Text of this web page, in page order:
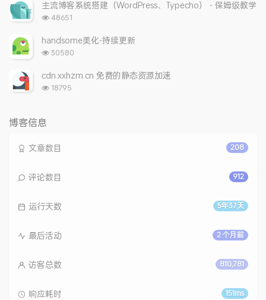
次
数:
主流博客系统搭建（WordPress、Typecho） - 保姆级教学
浏
次
数:
48651
handsome美化-持续更新
浏
次
数:
30580
cdn.xxhzm.cn 免费的静态资源加速
浏
18795
博客信息
208
文章数目
912
评论数目
5年37天
运行天数
2 个月前
最后活动
810,781
访客总数
151ms
响应耗时